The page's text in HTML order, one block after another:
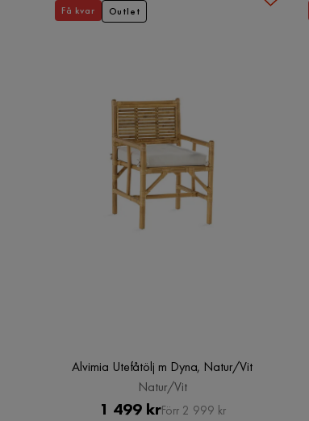
Alvimia Utefåtölj m Dyna, Natur/Vit
Natur/Vit
Pris
1 499 krOriginal
Förr 2 999 kr
Få kvar Outlet